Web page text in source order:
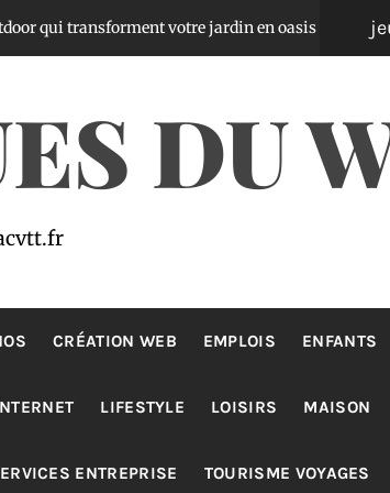
votre jardin en oasis Il y a 2 jours
DU
CRÉATION WEB EMPLOIS ENFANTS
LIFESTYLE LOISIRS MAISON
ENTREPRISE TOURISME VOYAGES